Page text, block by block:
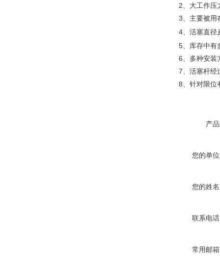
2、大工作压
3、主要被用
4、活塞直径
5、库存中有
6、多种安装
7、活塞杆经
8、针对限位
产
您的单
您的姓
联系电
常用邮